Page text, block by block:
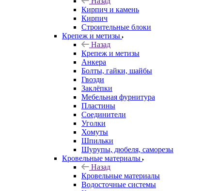
Кирпич и камень
Кирпич
Строительные блоки
Крепеж и метизы
Назад
Крепеж и метизы
Анкера
Болты, гайки, шайбы
Гвозди
Заклёпки
Мебельная фурнитура
Пластины
Соединители
Уголки
Хомуты
Шпильки
Шурупы, дюбеля, саморезы
Кровельные материалы
Назад
Кровельные материалы
Водосточные системы